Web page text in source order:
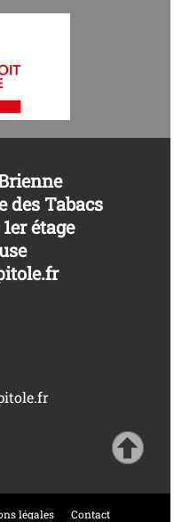
des Tabacs
étage
légales Contact